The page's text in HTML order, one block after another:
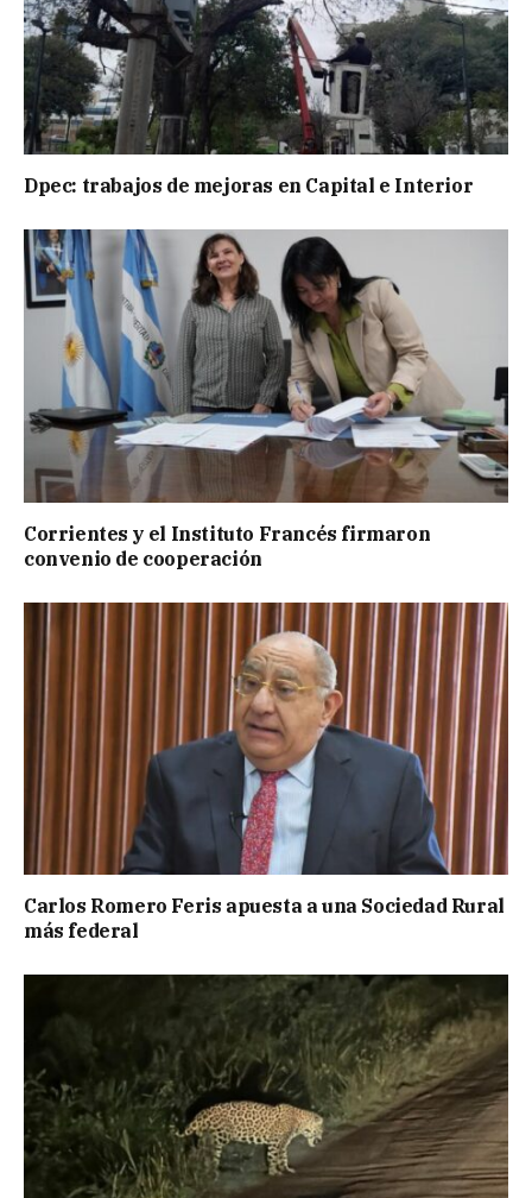
Dpec: trabajos de mejoras en Capital e Interior
Corrientes y el Instituto Francés firmaron
convenio de cooperación
Carlos Romero Feris apuesta a una Sociedad Rural
más federal